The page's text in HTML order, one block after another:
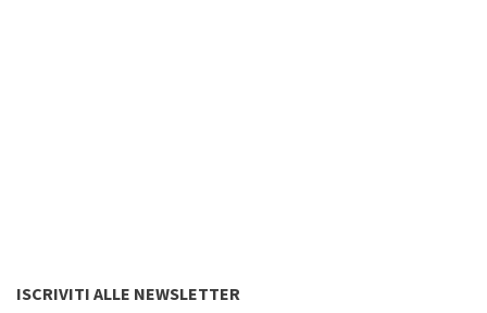
ISCRIVITI ALLE NEWSLETTER